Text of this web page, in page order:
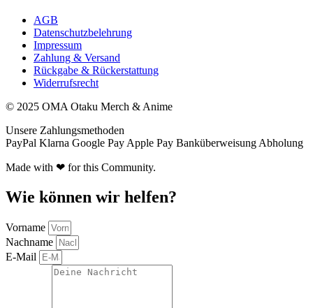
AGB
Datenschutzbelehrung
Impressum
Zahlung & Versand
Rückgabe & Rückerstattung
Widerrufsrecht
© 2025 OMA Otaku Merch & Anime
Unsere Zahlungsmethoden
PayPal Klarna Google Pay Apple Pay Banküberweisung Abholung
Made with ❤ for this Community.
Wie können wir helfen?
Vorname
Nachname
E-Mail